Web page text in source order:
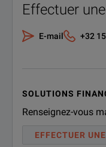
Effectuer
E-mail +32
SOLUTIONS
Renseignez-vous
EFFECTUER